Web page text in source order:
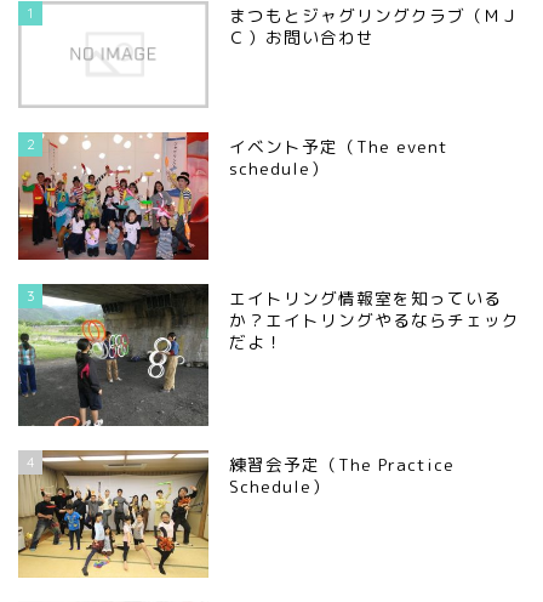
1
まつもとジャグリングクラブ（ＭＪ
Ｃ）お問い合わせ
2
イベント予定（The event
schedule）
3
エイトリング情報室を知っている
か？エイトリングやるならチェック
だよ！
4
練習会予定（The Practice
Schedule）